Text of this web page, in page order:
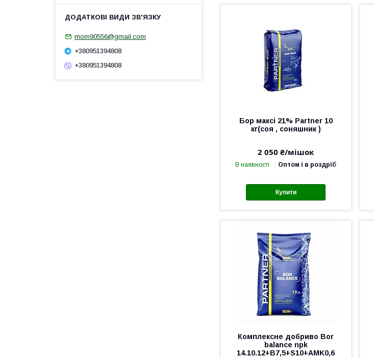
Бор максі 21% Partner 10
кг(соя , соняшник )
2 050 ₴/мішок
В наявності Оптом і в роздріб
Купити
Комплексне добриво Bor
balance npk
14.10.12+B7,5+S10+AMK0,6
mom90556@gmail.com
+380951394808
+380951394808